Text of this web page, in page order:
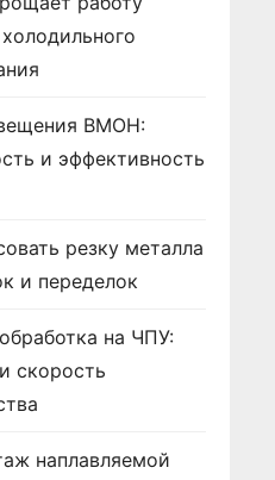
ВМОН:
и эффективность
резку металла
и переделок
на ЧПУ:
скорость
наплавляемой